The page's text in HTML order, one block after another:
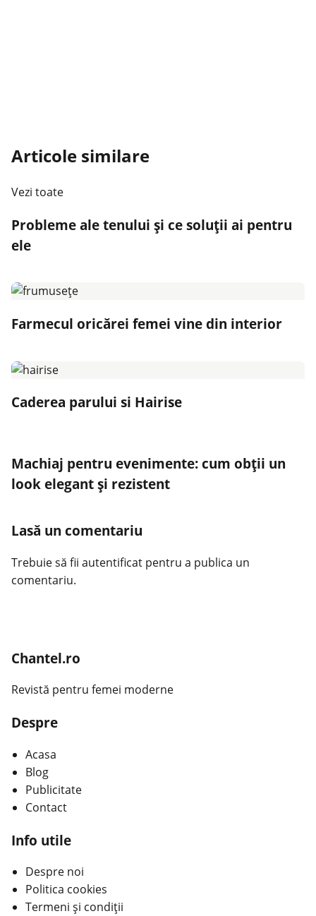
Articole similare
Vezi toate
Probleme ale tenului și ce soluții ai pentru
ele
Farmecul oricărei femei vine din interior
Caderea parului si Hairise
Machiaj pentru evenimente: cum obții un
look elegant și rezistent
Lasă un comentariu
Trebuie să fii autentificat pentru a publica un
comentariu.
Chantel.ro
Revistă pentru femei moderne
Despre
Acasa
Blog
Publicitate
Contact
Info utile
Despre noi
Politica cookies
Termeni și condiții